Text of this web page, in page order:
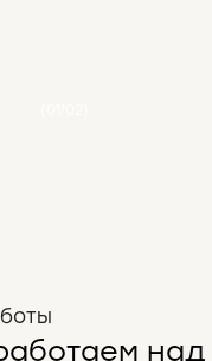
над